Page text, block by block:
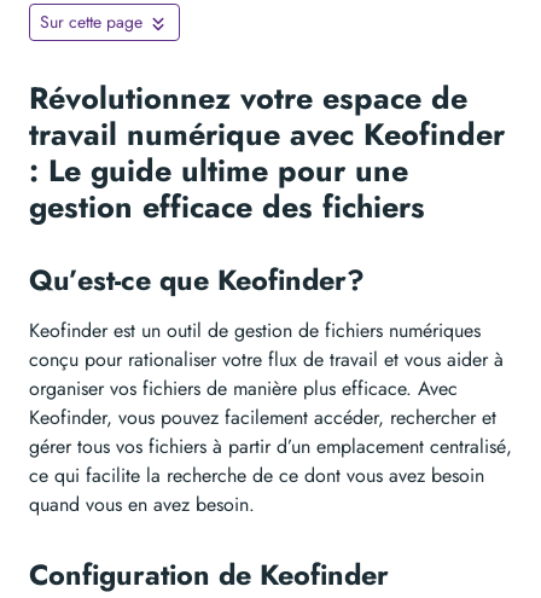
Sur cette page
Révolutionnez votre espace de
travail numérique avec Keofinder
: Le guide ultime pour une
gestion efficace des fichiers
Qu’est-ce que Keofinder?
Keofinder est un outil de gestion de fichiers numériques
conçu pour rationaliser votre flux de travail et vous aider à
organiser vos fichiers de manière plus efficace. Avec
Keofinder, vous pouvez facilement accéder, rechercher et
gérer tous vos fichiers à partir d’un emplacement centralisé,
ce qui facilite la recherche de ce dont vous avez besoin
quand vous en avez besoin.
Configuration de Keofinder